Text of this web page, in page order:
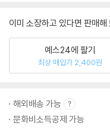
이미 소장하고 있다면 판매해
예스24에 팔기
최상 매입가 2,400원
해외배송 가능
문화비소득공제 가능